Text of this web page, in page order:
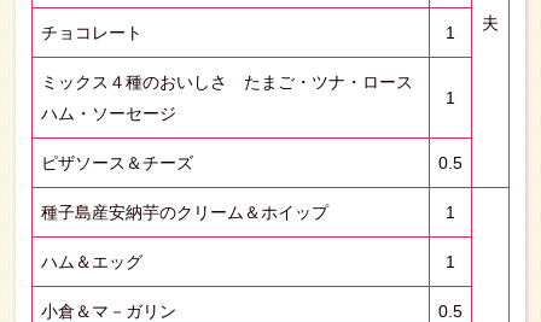
夫
チョコレート 1
ミックス４種のおいしさ たまご・ツナ・ロース
ハム・ソーセージ
1
ピザソース＆チーズ 0.5
種子島産安納芋のクリーム＆ホイップ 1
ハム＆エッグ 1
小倉＆マ－ガリン 0.5